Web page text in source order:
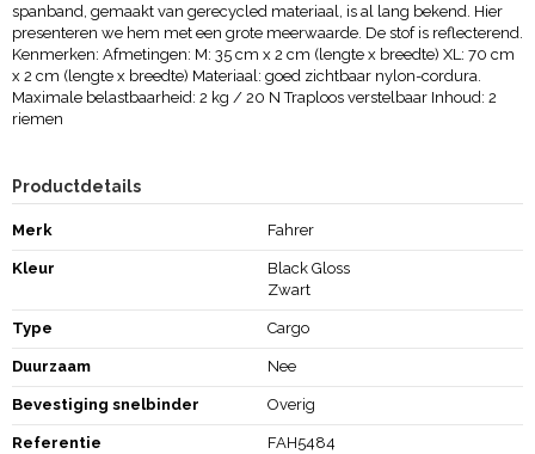
spanband, gemaakt van gerecycled materiaal, is al lang bekend. Hier
presenteren we hem met een grote meerwaarde. De stof is reflecterend.
Kenmerken: Afmetingen: M: 35 cm x 2 cm (lengte x breedte) XL: 70 cm
x 2 cm (lengte x breedte) Materiaal: goed zichtbaar nylon-cordura.
Maximale belastbaarheid: 2 kg / 20 N Traploos verstelbaar Inhoud: 2
riemen
Productdetails
Merk Fahrer
Kleur
Black Gloss
Zwart
Type Cargo
Duurzaam Nee
Bevestiging snelbinder Overig
Referentie FAH5484